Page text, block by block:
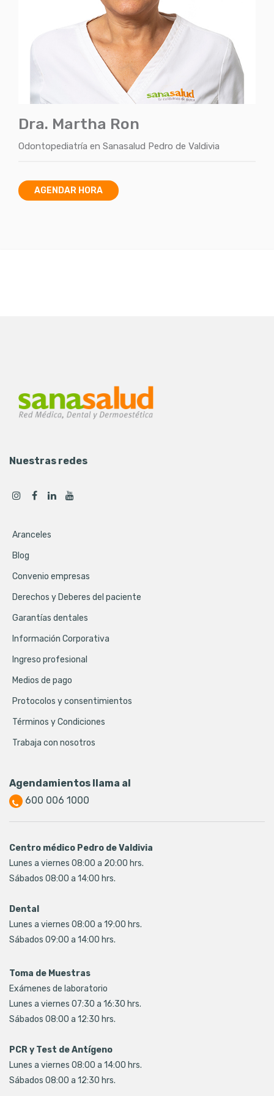
Dra. Martha Ron
Odontopediatría en Sanasalud Pedro de Valdivia
AGENDAR HORA
Nuestras redes
Aranceles
Blog
Convenio empresas
Derechos y Deberes del paciente
Garantías dentales
Información Corporativa
Ingreso profesional
Medios de pago
Protocolos y consentimientos
Términos y Condiciones
Trabaja con nosotros
Agendamientos llama al
600 006 1000
Centro médico Pedro de Valdivia
Lunes a viernes 08:00 a 20:00 hrs.
Sábados 08:00 a 14:00 hrs.
Dental
Lunes a viernes 08:00 a 19:00 hrs.
Sábados 09:00 a 14:00 hrs.
Toma de Muestras
Exámenes de laboratorio
Lunes a viernes 07:30 a 16:30 hrs.
Sábados 08:00 a 12:30 hrs.
PCR y Test de Antígeno
Lunes a viernes 08:00 a 14:00 hrs.
Sábados 08:00 a 12:30 hrs.